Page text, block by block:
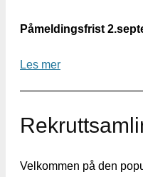
Påmeldingsfrist
Les mer
Velkommen på den